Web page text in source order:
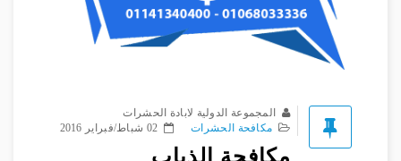
المجموعة الدولية لابادة الحشرات
مكافحة الحشرات
02 شباط/فبراير 2016